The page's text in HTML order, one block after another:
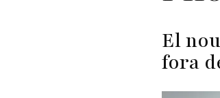
El
fora